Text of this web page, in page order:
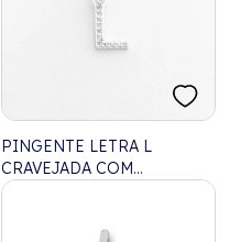
PINGENTE LETRA L
CRAVEJADA COM
ZIRCÔNIAS